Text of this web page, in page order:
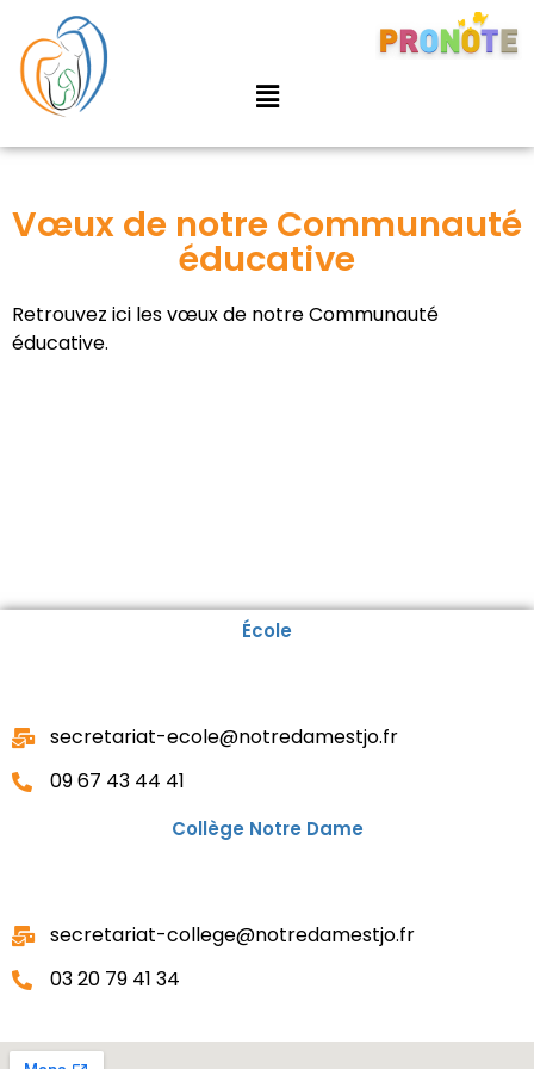
Vœux de notre Communauté
éducative
Retrouvez ici les vœux de notre Communauté
éducative.
École
secretariat-ecole@notredamestjo.fr
09 67 43 44 41
Collège Notre Dame
secretariat-college@notredamestjo.fr
03 20 79 41 34